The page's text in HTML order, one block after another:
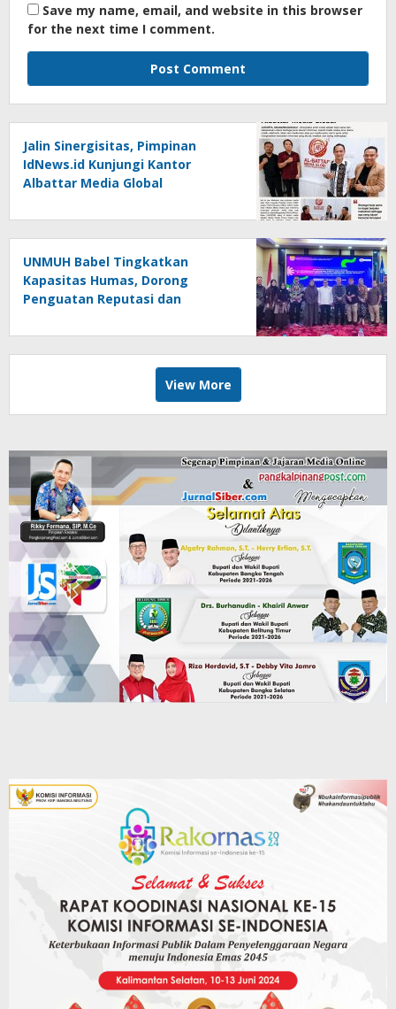
Save my name, email, and website in this browser
for the next time I comment.
Jalin Sinergisitas, Pimpinan
IdNews.id Kunjungi Kantor
Albattar Media Global
UNMUH Babel Tingkatkan
Kapasitas Humas, Dorong
Penguatan Reputasi dan
View More